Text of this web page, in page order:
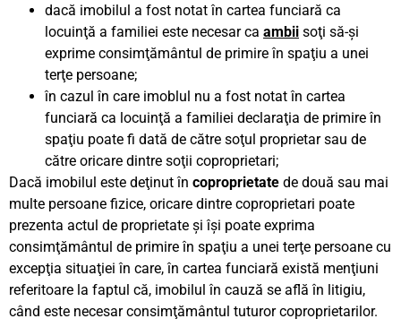
dacă imobilul a fost notat în cartea funciară ca
locuinţă a familiei este necesar ca ambii soţi să-şi
exprime consimţământul de primire în spaţiu a unei
terţe persoane;
în cazul în care imoblul nu a fost notat în cartea
funciară ca locuinţă a familiei declaraţia de primire în
spaţiu poate fi dată de către soţul proprietar sau de
către oricare dintre soţii coproprietari;
Dacă imobilul este deţinut în coproprietate de două sau mai
multe persoane fizice, oricare dintre coproprietari poate
prezenta actul de proprietate şi îşi poate exprima
consimţământul de primire în spaţiu a unei terţe persoane cu
excepţia situaţiei în care, în cartea funciară există menţiuni
referitoare la faptul că, imobilul în cauză se află în litigiu,
când este necesar consimţământul tuturor coproprietarilor.